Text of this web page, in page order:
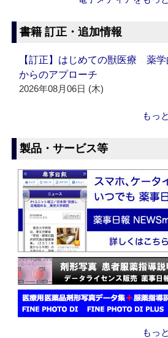
書籍 訂正・追加情報
【訂正】はじめての獣医療 薬学
からのアプローチ
2026年08月06日 (木)
もっ
製品・サービス等
もっ